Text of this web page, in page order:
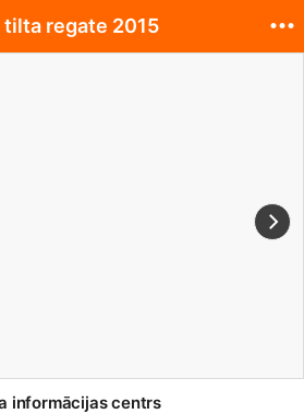
informācijas centrs
tilta regate 2015